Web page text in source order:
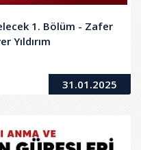
1. Bölüm - Zafer
Yıldırım
31.01.2025